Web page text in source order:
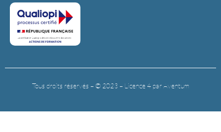
Tous droits réservés – © 2023 – Licence 4 par Aventum